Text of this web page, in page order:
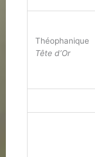
Théophanique
Tête d’Or